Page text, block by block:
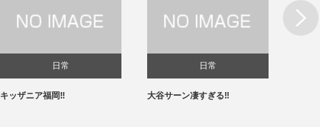
日常
キッザニア福岡‼️
日常
大谷サーン凄すぎる‼️
Next